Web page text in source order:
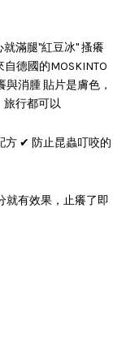
滿腿"紅豆冰" 搔癢
德國的MOSKINTO
消腫 貼片是膚色，
旅行都可以
方 ✔ 防止昆蟲叮咬的
就有效果，止癢了即